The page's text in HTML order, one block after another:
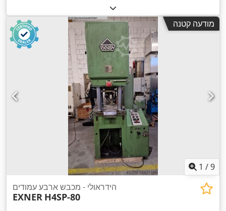
מודעה קטנה
1 /9
הידראולי - מכבש ארבע עמודים
EXNER H4SP-80